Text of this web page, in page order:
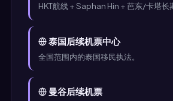
HKT航线 + Saphan Hin + 芭东/卡塔长
泰国后续机票中心
全国范围内的泰国移民执法。
曼谷后续机票